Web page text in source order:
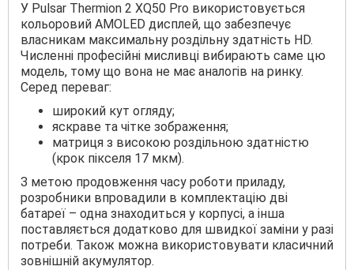
У Pulsar Thermion 2 XQ50 Pro використовується
кольоровий AMOLED дисплей, що забезпечує
власникам максимальну роздільну здатність HD.
Численні професійні мисливці вибирають саме цю
модель, тому що вона не має аналогів на ринку.
Серед переваг:
широкий кут огляду;
яскраве та чітке зображення;
матриця з високою роздільною здатністю
(крок пікселя 17 мкм).
З метою продовження часу роботи приладу,
розробники впровадили в комплектацію дві
батареї – одна знаходиться у корпусі, а інша
поставляється додатково для швидкої заміни у разі
потреби. Також можна використовувати класичний
зовнішній акумулятор.